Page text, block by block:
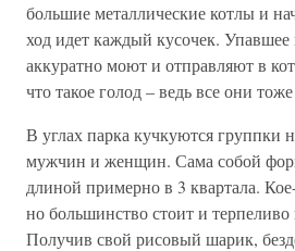
большие металлические котлы и
ход идет каждый кусочек.
аккуратно моют и отправляют в
что такое голод – ведь все они
В углах парка кучкуются группки
мужчин и женщин. Сама собой
длиной примерно в 3 квартала.
но большинство стоит и
Получив свой рисовый шарик,